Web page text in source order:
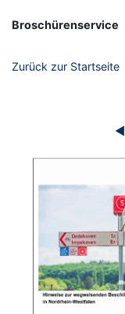
Broschürenservice
Zurück zur Startseite